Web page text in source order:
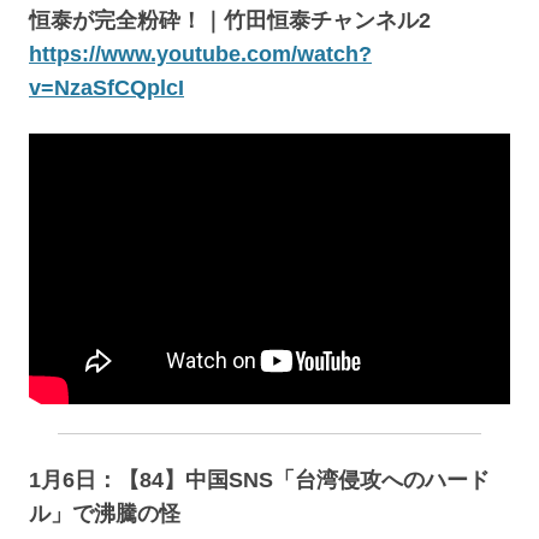
恒泰が完全粉砕！｜竹田恒泰チャンネル2
https://www.youtube.com/watch?
v=NzaSfCQplcI
1月6日：【84】中国SNS「台湾侵攻へのハード
ル」で沸騰の怪